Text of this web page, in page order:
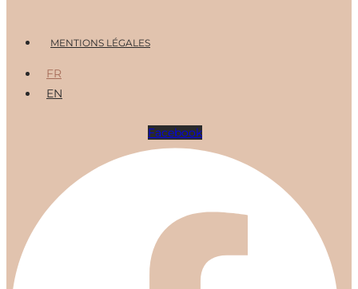
Menu MENTIONS LÉGALES
FR
EN
Facebook